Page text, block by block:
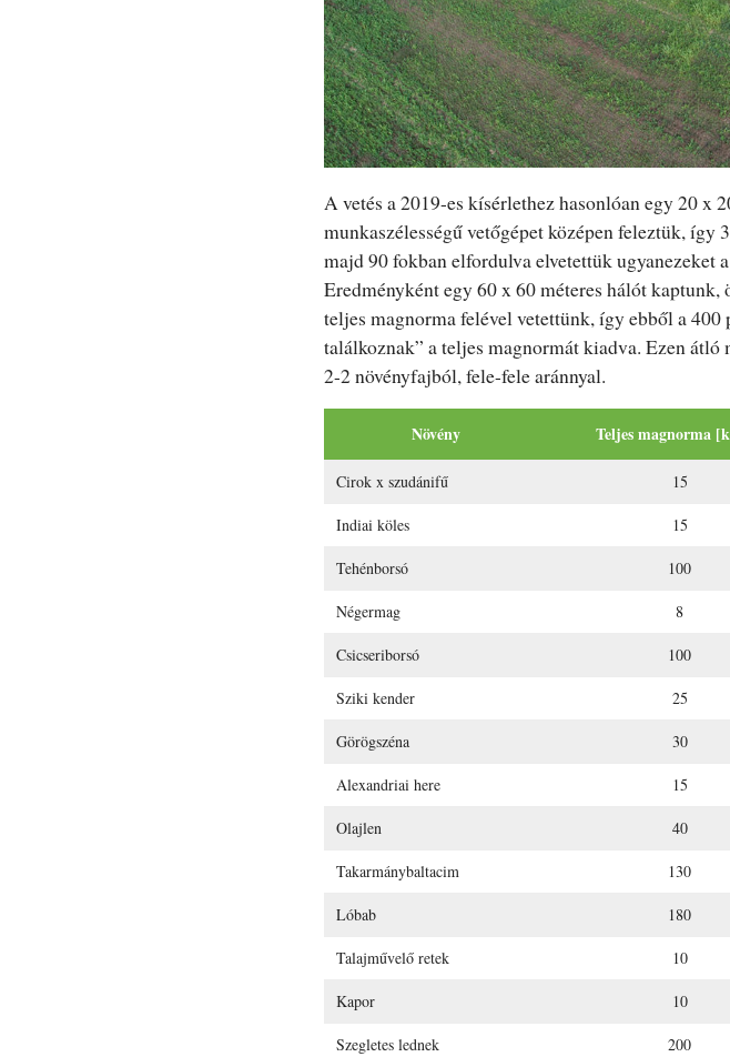
A vetés a 2019-es kísérlethez hasonlóan egy 20
munkaszélességű vetőgépet középen feleztük,
majd 90 fokban elfordulva elvetettük ugyanezeket
Eredményként egy 60 x 60 méteres hálót
teljes magnorma felével vetettünk, így ebből a
találkoznak” a teljes magnormát kiadva. Ezen
2-2 növényfajból, fele-fele aránnyal.
Növény Teljes magnorma
Cirok x szudánifű 15
Indiai köles 15
Tehénborsó 100
Négermag 8
Csicseriborsó 100
Sziki kender 25
Görögszéna 30
Alexandriai here 15
Olajlen 40
Takarmánybaltacim 130
Lóbab 180
Talajművelő retek 10
Kapor 10
Szegletes lednek 200